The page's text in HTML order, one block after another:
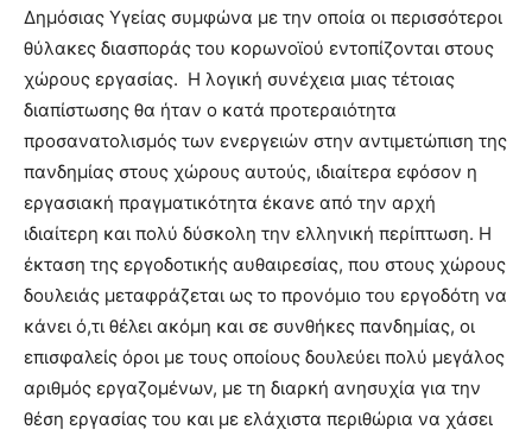
Δημόσιας Υγείας συμφώνα με την οποία οι περισσότεροι
θύλακες διασποράς του κορωνοϊού εντοπίζονται στους
χώρους εργασίας. Η λογική συνέχεια μιας τέτοιας
διαπίστωσης θα ήταν ο κατά προτεραιότητα
προσανατολισμός των ενεργειών στην αντιμετώπιση της
πανδημίας στους χώρους αυτούς, ιδιαίτερα εφόσον η
εργασιακή πραγματικότητα έκανε από την αρχή
ιδιαίτερη και πολύ δύσκολη την ελληνική περίπτωση. Η
έκταση της εργοδοτικής αυθαιρεσίας, που στους χώρους
δουλειάς μεταφράζεται ως το προνόμιο του εργοδότη να
κάνει ό,τι θέλει ακόμη και σε συνθήκες πανδημίας, οι
επισφαλείς όροι με τους οποίους δουλεύει πολύ μεγάλος
αριθμός εργαζομένων, με τη διαρκή ανησυχία για την
θέση εργασίας του και με ελάχιστα περιθώρια να χάσει